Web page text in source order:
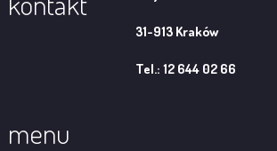
31-913 Kraków
Tel.: 12 644 02 66
menu